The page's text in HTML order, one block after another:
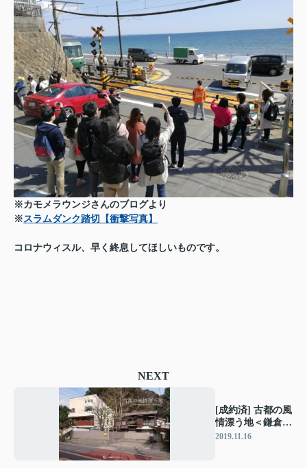
※カモメラウンジさんのブログより
※ スラムダンク踏切【衝撃写真】
コロナウィスル、早く終息してほしいものです。
NEXT
[成約済] 古都の風
情漂う地＜鎌倉の
不動産＞
2019.11.16